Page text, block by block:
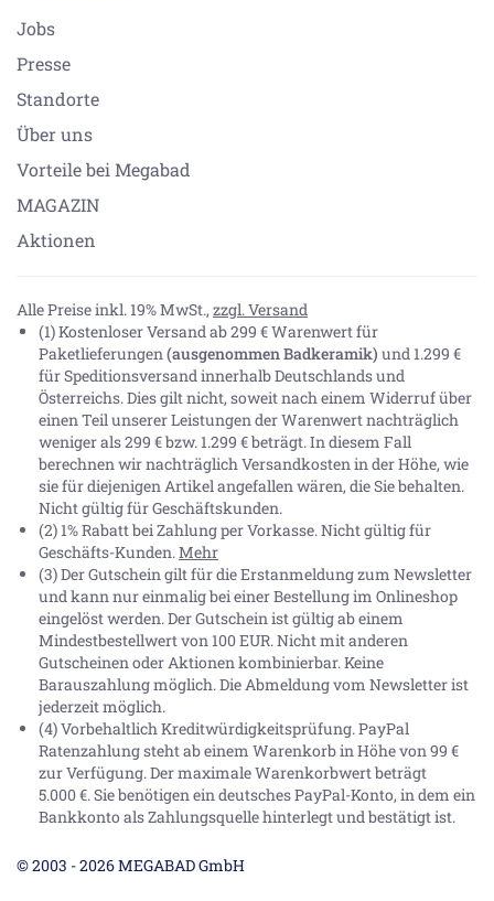
Jobs
Presse
Standorte
Über uns
Vorteile bei Megabad
MAGAZIN
Aktionen
Alle Preise inkl. 19% MwSt., zzgl. Versand
(1) Kostenloser Versand ab 299 € Warenwert für
Paketlieferungen(ausgenommen Badkeramik) und 1.299 €
für Speditionsversand innerhalb Deutschlands und
Österreichs. Dies gilt nicht, soweit nach einem Widerruf über
einen Teil unserer Leistungen der Warenwert nachträglich
weniger als 299 € bzw. 1.299 € beträgt. In diesem Fall
berechnen wir nachträglich Versandkosten in der Höhe, wie
sie für diejenigen Artikel angefallen wären, die Sie behalten.
Nicht gültig für Geschäftskunden.
(2) 1% Rabatt bei Zahlung per Vorkasse. Nicht gültig für
Geschäfts-Kunden.Mehr
(3) Der Gutschein gilt für die Erstanmeldung zum Newsletter
und kann nur einmalig bei einer Bestellung im Onlineshop
eingelöst werden. Der Gutschein ist gültig ab einem
Mindestbestellwert von 100 EUR. Nicht mit anderen
Gutscheinen oder Aktionen kombinierbar. Keine
Barauszahlung möglich. Die Abmeldung vom Newsletter ist
jederzeit möglich.
(4) Vorbehaltlich Kreditwürdigkeitsprüfung. PayPal
Ratenzahlung steht ab einem Warenkorb in Höhe von99 €
zur Verfügung. Der maximale Warenkorbwert beträgt
5.000 €. Sie benötigen ein deutsches PayPal-Konto, in dem ein
Bankkonto als Zahlungsquelle hinterlegt und bestätigt ist.
© 2003 - 2026 MEGABAD GmbH